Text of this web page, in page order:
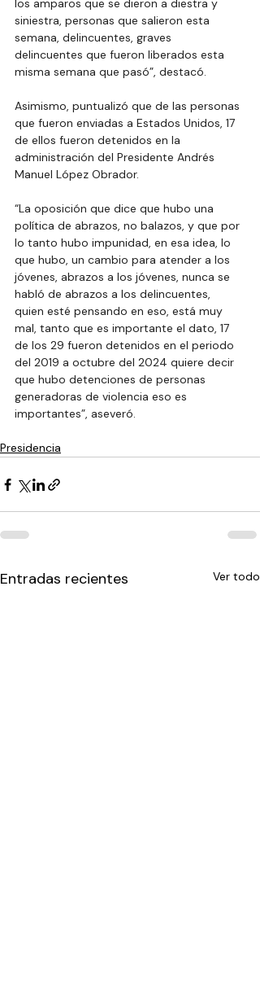
los amparos que se dieron a diestra y
siniestra, personas que salieron esta
semana, delincuentes, graves
delincuentes que fueron liberados esta
misma semana que pasó”, destacó.
Asimismo, puntualizó que de las personas
que fueron enviadas a Estados Unidos, 17
de ellos fueron detenidos en la
administración del Presidente Andrés
Manuel López Obrador.
“La oposición que dice que hubo una
política de abrazos, no balazos, y que por
lo tanto hubo impunidad, en esa idea, lo
que hubo, un cambio para atender a los
jóvenes, abrazos a los jóvenes, nunca se
habló de abrazos a los delincuentes,
quien esté pensando en eso, está muy
mal, tanto que es importante el dato, 17
de los 29 fueron detenidos en el periodo
del 2019 a octubre del 2024 quiere decir
que hubo detenciones de personas
generadoras de violencia eso es
importantes”, aseveró.
Presidencia
Entradas recientes Ver todo